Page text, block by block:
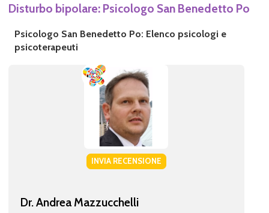
Disturbo bipolare: Psicologo San Benedetto Po
Psicologo San Benedetto Po: Elenco psicologi e
psicoterapeuti
INVIA RECENSIONE
Dr. Andrea Mazzucchelli